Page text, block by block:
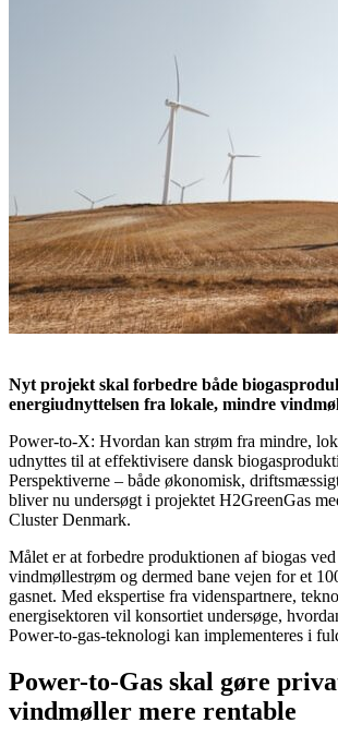
Nyt projekt skal forbedre både
energiudnyttelsen fra lokale, mindre
Power-to-X: Hvordan kan strøm fra mindre,
udnyttes til at effektivisere dansk
Perspektiverne – både økonomisk,
bliver nu undersøgt i projektet H2GreenGas
Cluster Denmark.
Målet er at forbedre produktionen af biogas
vindmøllestrøm og dermed bane vejen for et
gasnet. Med ekspertise fra videnspartnere,
energisektoren vil konsortiet undersøge,
Power-to-gas-teknologi kan implementeres i
Power-to-Gas skal gøre
vindmøller mere rentable